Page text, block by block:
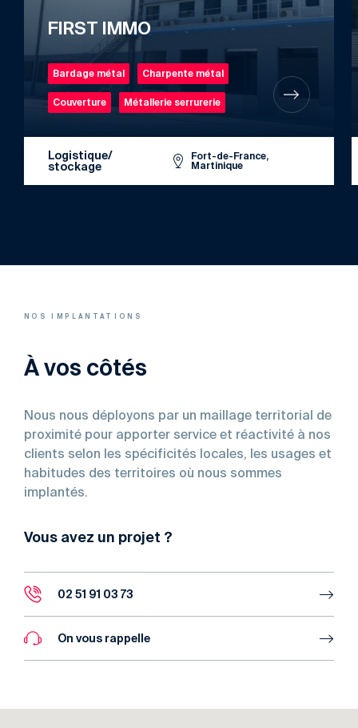
FIRST IMMO
Bardage métal Charpente métal
Couverture Métallerie serrurerie
Logistique/
stockage
Fort-de-France,
Martinique
NOS IMPLANTATIONS
À vos côtés
Nous nous déployons par un maillage territorial de
proximité pour apporter service et réactivité à nos
clients selon les spécificités locales, les usages et
habitudes des territoires où nous sommes
implantés.
Vous avez un projet ?
02 51 91 03 73
On vous rappelle